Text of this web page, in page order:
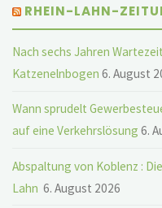
RHEIN-LAHN-
Nach sechs Jahren
Katzenelnbogen 6. August
Wann sprudelt
auf eine Verkehrslösung 6.
Abspaltung von Koblenz :
Lahn 6. August 2026